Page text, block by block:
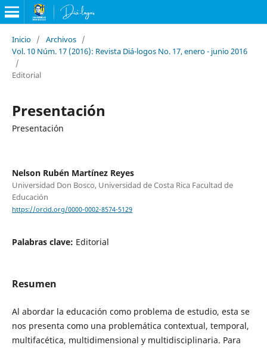
Inicio / Archivos /
Vol. 10 Núm. 17 (2016): Revista Diá-logos No. 17, enero - junio 2016
/
Editorial
Presentación
Presentación
Nelson Rubén Martínez Reyes
Universidad Don Bosco, Universidad de Costa Rica Facultad de
Educación
https://orcid.org/0000-0002-8574-5129
Palabras clave: Editorial
Resumen
Al abordar la educación como problema de estudio, esta se
nos presenta como una problemática contextual, temporal,
multifacética, multidimensional y multidisciplinaria. Para